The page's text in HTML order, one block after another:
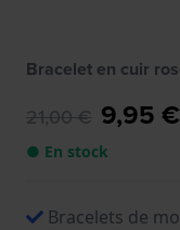
Bracelet en cuir
21,00 € 9,95 €
● En stock
Bracelets de